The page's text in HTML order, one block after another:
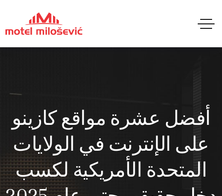
أفضل عشرة مواقع كازينو
على الإنترنت في الولايات
المتحدة الأمريكية لكسب